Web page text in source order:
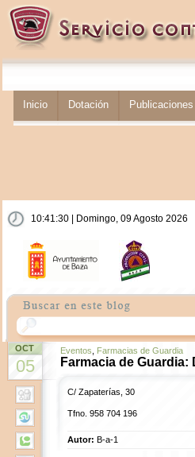
Inicio Dotación Publicaciones
10:41:30 | Domingo, 09 Agosto 2026
OCT
05
Eventos Farmacias de Guardia
Farmacia de Guardia:
C/ Zapaterías, 30
Tfno. 958 704 196
Autor: B-a-1